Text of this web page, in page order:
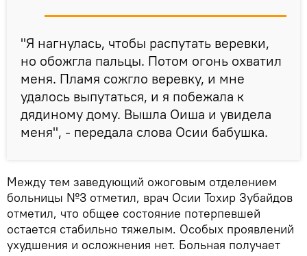
"Я нагнулась, чтобы распутать веревки,
но обожгла пальцы. Потом огонь охватил
меня. Пламя сожгло веревку, и мне
удалось выпутаться, и я побежала к
дядиному дому. Вышла Оиша и увидела
меня", - передала слова Осии бабушка.
Между тем заведующий ожоговым отделением
больницы №3 отметил, врач Осии Тохир Зубайдов
отметил, что общее состояние потерпевшей
остается стабильно тяжелым. Особых проявлений
ухудшения и осложнения нет. Больная получает